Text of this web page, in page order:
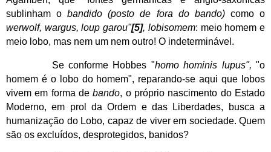
sublinham obandido (posto de fora do bando)como o
werwolf, wargus, loup garou"[5], lobisomem: meio homem e
meio lobo, mas nem um nem outro! O indeterminável.
Se conforme Hobbes "homo hominis lupus", "o
homem é o lobo do homem", reparando-se aqui que lobos
vivem em forma debando, o próprio nascimento do Estado
Moderno, em prol da Ordem e das Liberdades, busca a
humanização do Lobo, capaz de viver em sociedade. Quem
são os excluídos, desprotegidos, banidos?